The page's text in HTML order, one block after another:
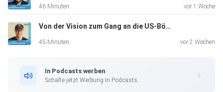
46 Minuten vor 1 Woche
Von der Vision zum Gang an die US-Börse, Markus Pflitsch, Tech-Unternehmer, "Kein Plan B, that’s me"
45 Minuten vor 2 Wochen
In Podcasts werben
Schalte jetzt Werbung in Podcasts.